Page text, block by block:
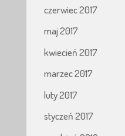
czerwiec 2017
maj 2017
kwiecień 2017
marzec 2017
luty 2017
styczeń 2017